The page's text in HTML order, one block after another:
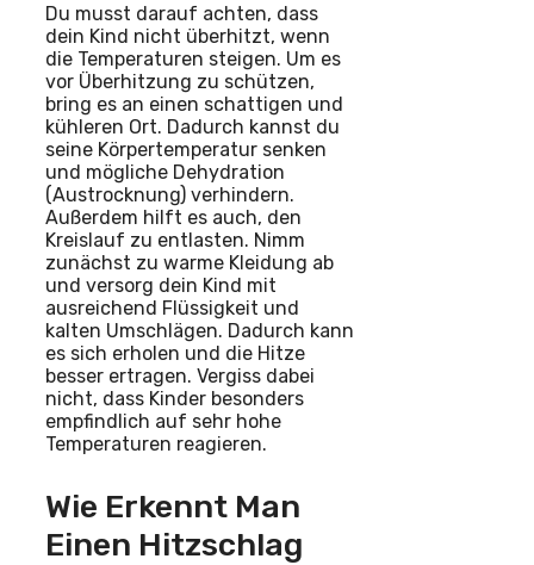
Du musst darauf achten, dass
dein Kind nicht überhitzt, wenn
die Temperaturen steigen. Um es
vor Überhitzung zu schützen,
bring es an einen schattigen und
kühleren Ort. Dadurch kannst du
seine Körpertemperatur senken
und mögliche Dehydration
(Austrocknung) verhindern.
Außerdem hilft es auch, den
Kreislauf zu entlasten. Nimm
zunächst zu warme Kleidung ab
und versorg dein Kind mit
ausreichend Flüssigkeit und
kalten Umschlägen. Dadurch kann
es sich erholen und die Hitze
besser ertragen. Vergiss dabei
nicht, dass Kinder besonders
empfindlich auf sehr hohe
Temperaturen reagieren.
Wie Erkennt Man
Einen Hitzschlag